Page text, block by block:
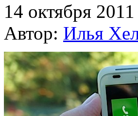
14 октября
Автор: Илья